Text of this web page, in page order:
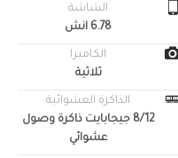
الشاشة
6.78 انش
الكاميرا
ثلاثية
الذاكرة العشوائية
8/12 جيجابايت ذاكرة وصول
عشوائي